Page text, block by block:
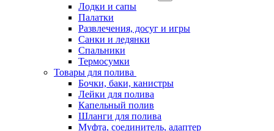
Лодки и сапы
Палатки
Развлечения, досуг и игры
Санки и ледянки
Спальники
Термосумки
Товары для полива
Бочки, баки, канистры
Лейки для полива
Капельный полив
Шланги для полива
Муфта, соединитель, адаптер